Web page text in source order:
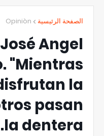
الصفحة الرئيسية Opiniòn
Angel
"Mientras
la
pasan
la dentera.